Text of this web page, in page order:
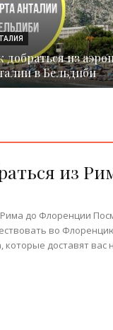
добраться из
в Бельдиби
из
до Флоренции
во
доставят вас